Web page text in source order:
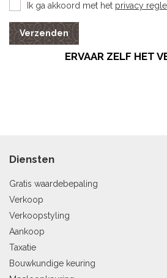
Ik ga akkoord met het privacy
Verzenden
ERVAAR ZELF HET
Diensten
Gratis waardebepaling
Verkoop
Verkoopstyling
Aankoop
Taxatie
Bouwkundige keuring